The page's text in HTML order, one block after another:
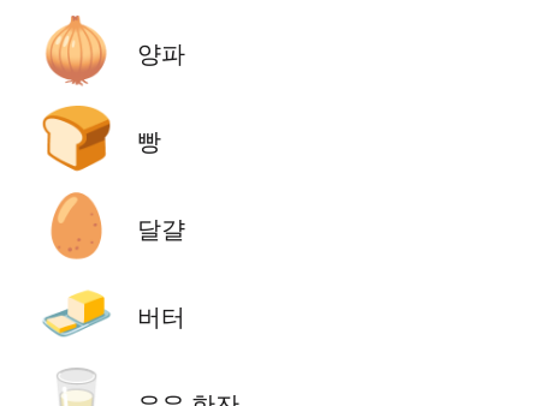
🧅 양파
🍞 빵
🥚 달걀
🧈 버터